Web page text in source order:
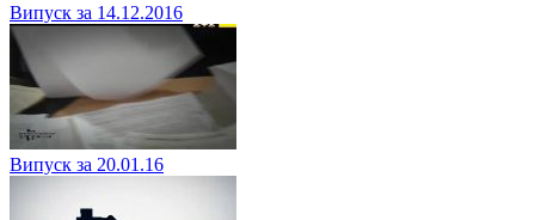
Випуск за 14.12.2016
Випуск за 20.01.16